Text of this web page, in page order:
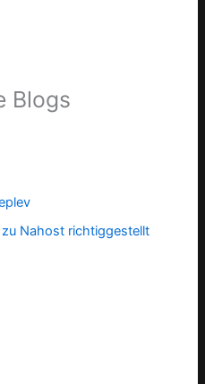
Blogs
Nahost richtiggestellt